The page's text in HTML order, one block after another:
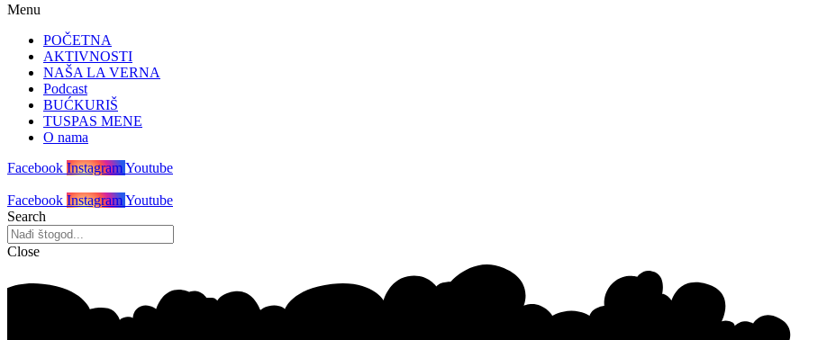
Menu
POČETNA
AKTIVNOSTI
NAŠA LA VERNA
Podcast
BUĆKURIŠ
TUSPAS MENE
O nama
Facebook InstagramYoutube
Facebook InstagramYoutube
Search
Close